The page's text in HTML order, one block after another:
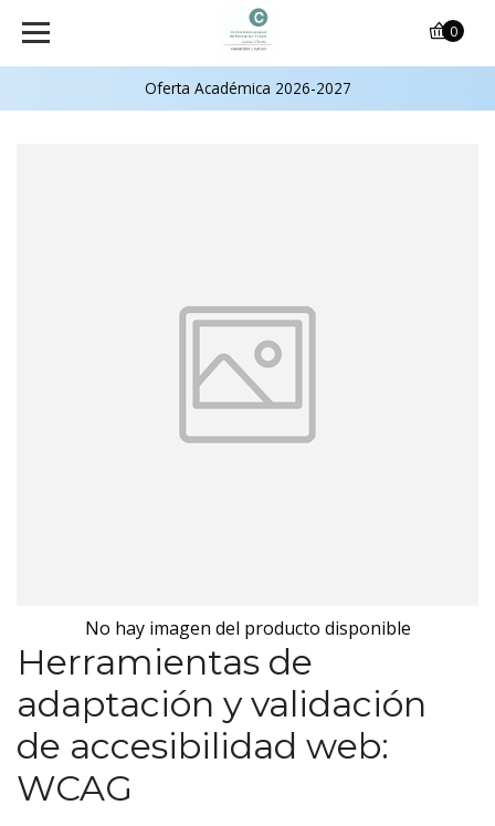
Oferta Académica 2026-2027
0
No hay imagen del producto disponible
Herramientas de
adaptación y validación
de accesibilidad web:
WCAG